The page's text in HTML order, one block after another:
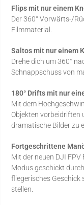
Flips mit nur einem
Der 360° Vorwärts-/
Filmmaterial.
Saltos mit nur einem
Drehe dich um 360°
Schnappschuss von
180° Drifts mit nur
Mit dem
Objekten vorbeidriften
dramatische Bilder zu
Fortgeschrittene
Mit der neuen DJI
Modus geschickt
fliegerisches Geschick
stellen.